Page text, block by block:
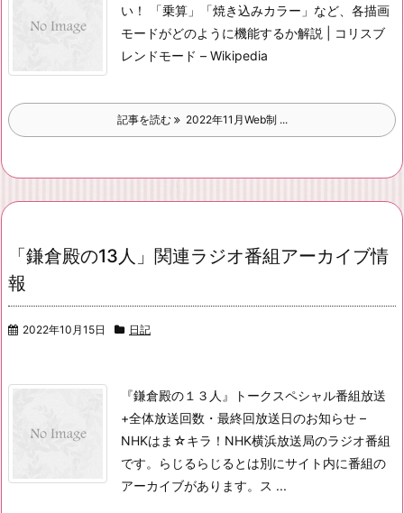
い！ 「乗算」「焼き込みカラー」など、各描画
モードがどのように機能するか解説 | コリスブ
レンドモード – Wikipedia
記事を読む 2022年11月Web制 ...
「鎌倉殿の13人」関連ラジオ番組アーカイブ情
報
2022年10月15日 日記
『鎌倉殿の１３人』トークスペシャル番組放送
+全体放送回数・最終回放送日のお知らせ –
NHKはま☆キラ！ NHK横浜放送局のラジオ番組
です。らじるらじるとは別にサイト内に番組の
アーカイブがあります。
ス ...